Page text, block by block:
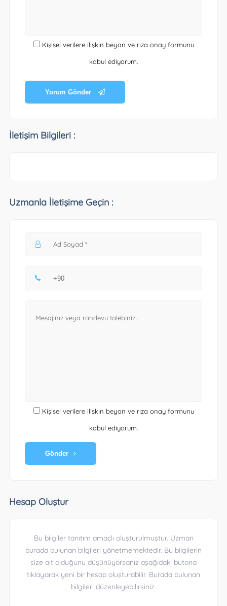
Kişisel verilere ilişkin beyan ve rıza onay formunu
kabul ediyorum.
Yorum Gönder
İletişim Bilgileri :
Uzmanla İletişime Geçin :
Kişisel verilere ilişkin beyan ve rıza onay formunu
kabul ediyorum.
Gönder
Hesap Oluştur
Bu bilgiler tanıtım amaçlı oluşturulmuştur. Uzman
burada bulunan bilgileri yönetmemektedir. Bu bilgilerin
size ait olduğunu düşünüyorsanız aşağıdaki butona
tıklayarak yeni bir hesap oluşturabilir. Burada bulunan
bilgileri düzenleyebilirsiniz.